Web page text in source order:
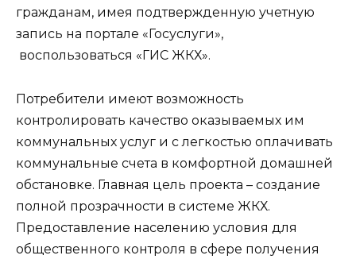
гражданам, имея подтвержденную учетную
запись на портале «Госуслуги»,
воспользоваться «ГИС ЖКХ».
Потребители имеют возможность
контролировать качество оказываемых им
коммунальных услуг и с легкостью оплачивать
коммунальные счета в комфортной домашней
обстановке. Главная цель проекта – создание
полной прозрачности в системе ЖКХ.
Предоставление населению условия для
общественного контроля в сфере получения